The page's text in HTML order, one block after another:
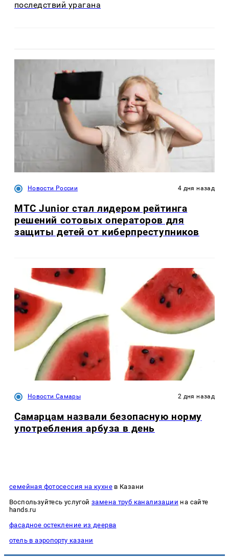
последствий урагана
Новости России 4 дня назад
МТС Junior стал лидером рейтинга
решений сотовых операторов для
защиты детей от киберпреступников
Новости Самары 2 дня назад
Самарцам назвали безопасную норму
употребления арбуза в день
семейная фотосессия на кухнев Казани
Воспользуйтесь услугой замена труб канализации на сайте
hands.ru
фасадное остекление из деерва
отель в аэропорту казани